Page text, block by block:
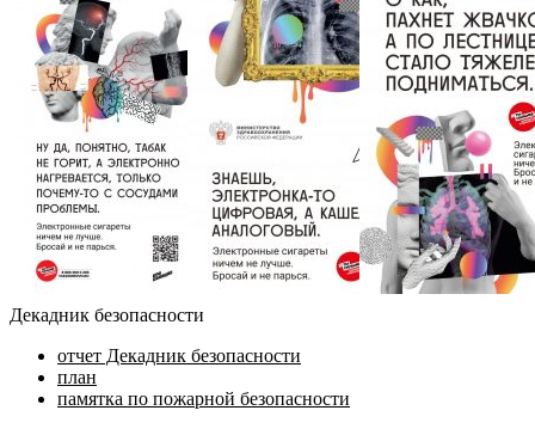
Декадник безопасности
отчет Декадник безопасности
план
памятка по пожарной безопасности